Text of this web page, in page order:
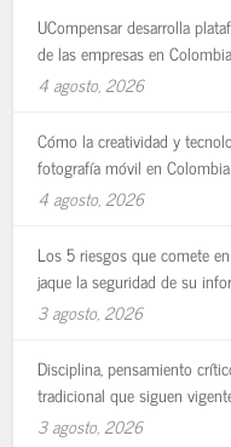
UCompensar desarrolla
de las empresas en Colombia
4 agosto, 2026
Cómo la creatividad y
fotografía móvil en Colombia
4 agosto, 2026
Los 5 riesgos que comete
jaque la seguridad de su
3 agosto, 2026
Disciplina, pensamiento
tradicional que siguen
3 agosto, 2026